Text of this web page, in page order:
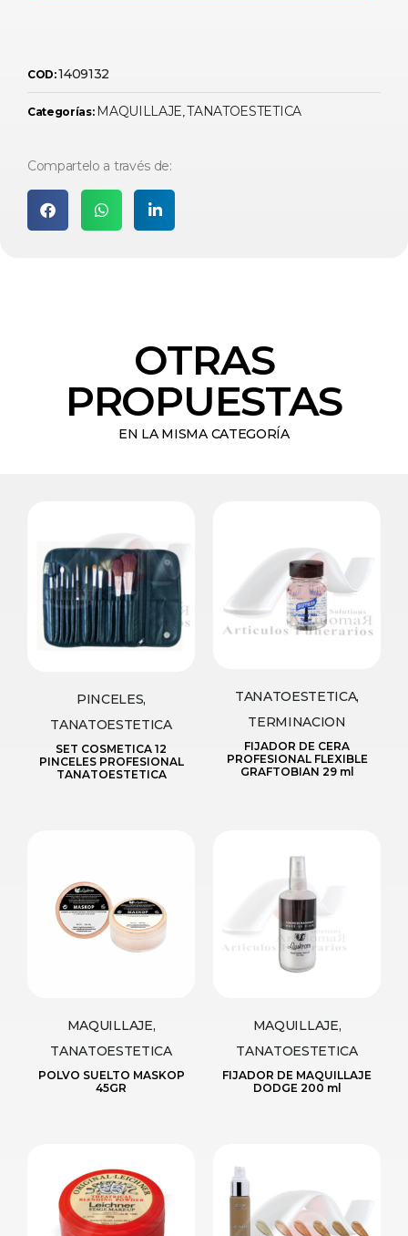
COD:1409132
Categorías: MAQUILLAJE,TANATOESTETICA
Compartelo a través de:
OTRAS
PROPUESTAS
EN LA MISMA CATEGORÍA
PINCELES,
TANATOESTETICA
SET COSMETICA 12
PINCELES PROFESIONAL
TANATOESTETICA
TANATOESTETICA,
TERMINACION
FIJADOR DE CERA
PROFESIONAL FLEXIBLE
GRAFTOBIAN 29 ml
MAQUILLAJE,
TANATOESTETICA
POLVO SUELTO MASKOP
45GR
MAQUILLAJE,
TANATOESTETICA
FIJADOR DE MAQUILLAJE
DODGE 200 ml